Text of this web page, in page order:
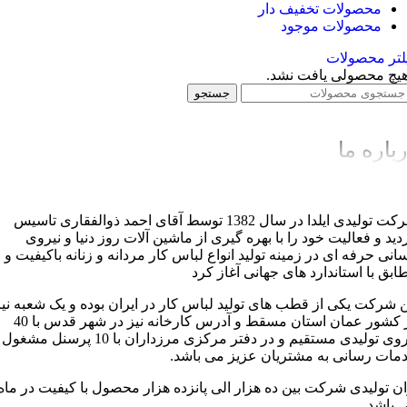
محصولات تخفیف دار
محصولات موجود
محصولات
محصولی یافت نشد.
جستجو
ما
شرکت تولیدی ایلدا در سال 1382 توسط آقای احمد ذوالفقاری تاسیس
و فعالیت خود را با بهره گیری از ماشین آلات روز دنیا و نیروی
حرفه ای در زمینه تولید انواع لباس کار مردانه و زنانه باکیفیت و
با استاندارد های جهانی آغاز کرد
شرکت یکی از قطب های تولید لباس کار در ایران بوده و یک شعبه
در کشور عمان استان مسقط و آدرس کارخانه نیز در شهر قدس با 40
نیروی تولیدی مستقیم و در دفتر مرکزی مرزداران با 10 پرسنل مشغول
رسانی به مشتریان عزیز می باشد.
تولیدی شرکت بین ده هزار الی پانزده هزار محصول با کیفیت در